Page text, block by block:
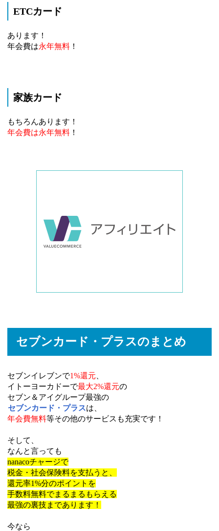
ETCカード
あります！
年会費は永年無料 ！
家族カード
もちろんあります！
年会費は永年無料 ！
セブンカード・プラスのまとめ
セブンイレブンで1%還元
イトーヨーカドーで最大2%還元の
セブン＆アイグループ最強の
セブンカード・プラスは、
年会費無料等その他のサービスも充実です！
そして、
なんと言っても
nanacoチャージで
税金・社会保険料を支払うと、
還元率1%分のポイントを
手数料無料でまるまるもらえる
最強の裏技まであります！
今なら